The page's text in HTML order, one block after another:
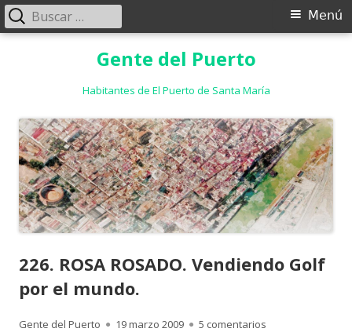
Gente del Puerto
Habitantes de El Puerto de Santa María
Menú
Menú
Buscar:
226. ROSA ROSADO. Vendiendo Golf
por el mundo.
Autor
Gente del Puerto
Publicado
19 marzo 2009 5 comentarios